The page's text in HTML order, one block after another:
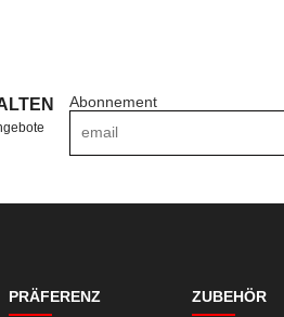
Abonnement
PRÄFERENZ ZUBEHÖR